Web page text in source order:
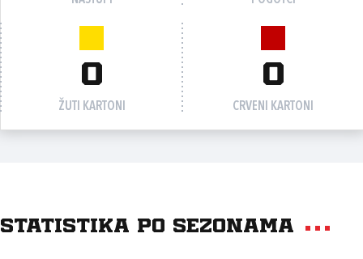
0
ŽUTI KARTONI
0
CRVENI KARTONI
Statistika po sezonama